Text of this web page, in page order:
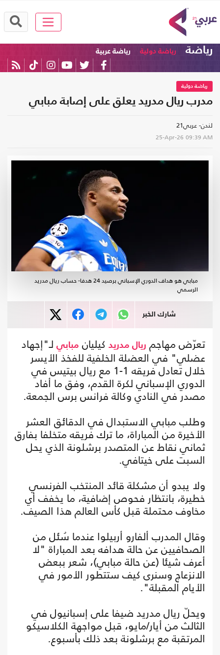
رياضة رياضة دولية رياضة عربية
رياضة دولية
مدرب ريال مدريد يعلق على إصابة مبابي
لندن- عربي21
25-Apr-26 09:39 AM
مبابي هو هداف الدوري الإسباني برصيد 24 هدفا- حساب ريال مدريد
الرسمي
شارك الخبر
تعرّض مهاجم ريال مدريد كيليان مبابي لـ"إجهاد
عضلي" في العضلة الخلفية للفخذ الأيسر
خلال تعادل فريقه 1-1 مع ريال بيتيس في
الدوري الإسباني لكرة القدم، وفق ما أفاد
مصدر في النادي وكالة فرانس برس الجمعة.
وطلب مبابي الاستبدال في الدقائق العشر
الأخيرة من المباراة، ما ترك فريقه متخلفا بفارق
ثماني نقاط عن المتصدر برشلونة الذي يحل
السبت على خيتافي.
ولا يبدو أن مشكلة قائد المنتخب الفرنسي
خطيرة، بانتظار فحوص إضافية، ما يخفف أي
مخاوف محتملة قبل كأس العالم هذا الصيف.
وقال المدرب ألفارو أربيلوا عندما سُئل من
الصحافيين عن حالة هدافه بعد المباراة "لا
أعرف شيئا (عن حالة مبابي)، شعر ببعض
الانزعاج وسنرى كيف ستتطور الأمور في
الأيام المقبلة".
ويحلّ ريال مدريد ضيفا على إسبانيول في
الثالث من أيار/مايو، قبل مواجهة الكلاسيكو
المرتقبة مع برشلونة بعد ذلك بأسبوع.